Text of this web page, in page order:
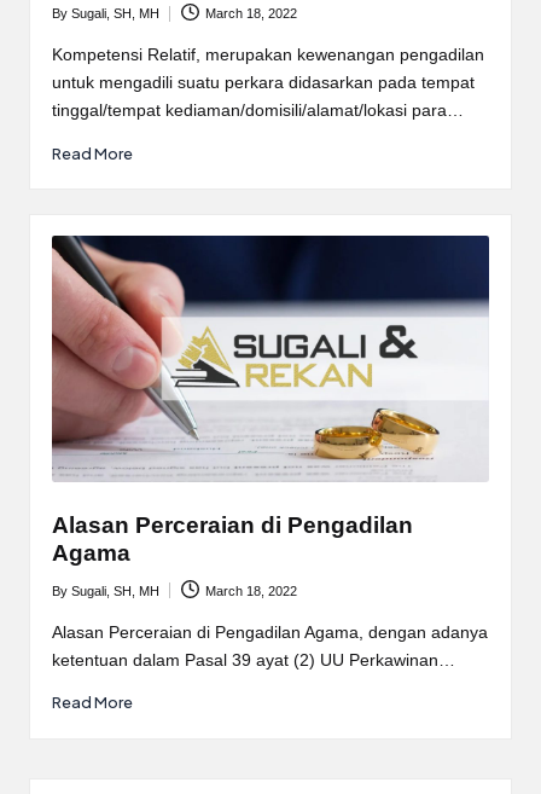
Posted
by
By Sugali, SH, MH March 18, 2022
Kompetensi Relatif, merupakan kewenangan pengadilan
untuk mengadili suatu perkara didasarkan pada tempat
tinggal/tempat kediaman/domisili/alamat/lokasi para…
Read More
Alasan Perceraian di Pengadilan
Agama
Posted
by
By Sugali, SH, MH March 18, 2022
Alasan Perceraian di Pengadilan Agama, dengan adanya
ketentuan dalam Pasal 39 ayat (2) UU Perkawinan…
Read More